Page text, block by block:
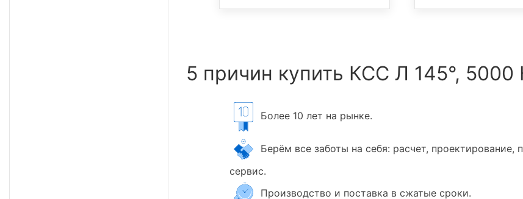
5 причин купить КСС Л 145°, 5000
Более 10 лет на рынке.
Берём все заботы на себя: расчет, проектирование,
сервис.
Производство и поставка в сжатые сроки.